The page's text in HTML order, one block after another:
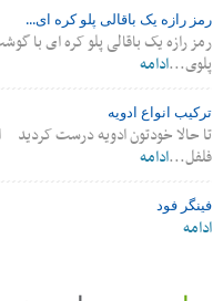
رمز رازه یک باقالی پلو کره ای...
رمز رازه یک باقالی پلو کره ای با
پلوی...ادامه
ترکیب انواع ادویه
تا حالا خودتون ادویه درست کردید
فلفل...ادامه
فینگر فود
ادامه